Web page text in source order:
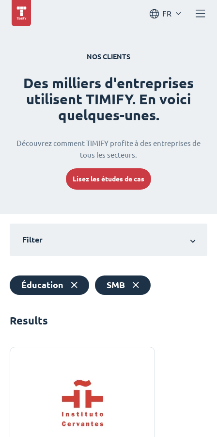
FR
NOS CLIENTS
Des milliers d'entreprises
utilisent TIMIFY. En voici
quelques-unes.
Découvrez comment TIMIFY profite à des entreprises de
tous les secteurs.
Lisez les études de cas
Filter
Éducation SMB
Results